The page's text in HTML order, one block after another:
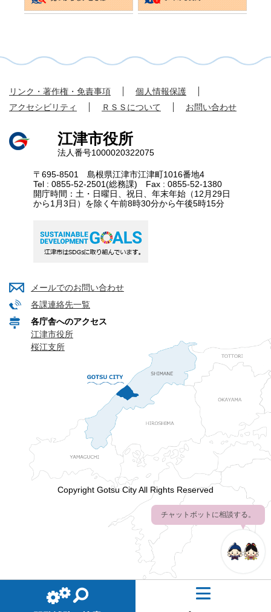
リンク・著作権・免責事項
個人情報保護
アクセシビリティ
ＲＳＳについて お問い合わせ
江津市役所
法人番号1000020322075
〒695-8501 島根県江津市江津町1016番地4
Tel : 0855-52-2501(総務課) Fax : 0855-52-1380
開庁時間：土・日曜日、祝日、年末年始（12月29日
から1月3日）を除く午前8時30分から午後5時15分
メールでのお問い合わせ
各課連絡先一覧
各庁舎へのアクセス
江津市役所
桜江支所
Copyright Gotsu City All Rights Reserved
チャットボットに相談する。